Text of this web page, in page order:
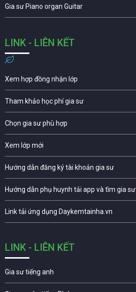
Gia sư Piano organ Guitar
LINK - LIÊN KẾT
Xem hợp đồng nhận lớp
Tham khảo học phí gia sư
Chọn gia sư phù hợp
Xem lớp mới
Hướng dẫn đăng ký tài khoản gia sư
Hướng dẫn phụ huynh tải app và tìm gia sư
Link tải ứng dụng Daykemtainha.vn
LINK - LIÊN KẾT
Gia sư tiếng anh